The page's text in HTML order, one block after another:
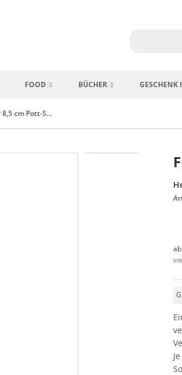
FOOD BÜCHER GESCHENK
Filiermesser 8,5 cm Pott-Sarah Wiener Edition
ab